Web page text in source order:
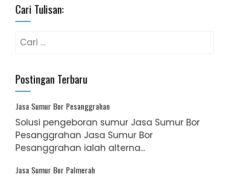
Cari Tulisan:
Cari
Postingan Terbaru
Jasa Sumur Bor Pesanggrahan
Solusi pengeboran sumur Jasa Sumur Bor
Pesanggrahan Jasa Sumur Bor
Pesanggrahan ialah alterna...
Jasa Sumur Bor Palmerah